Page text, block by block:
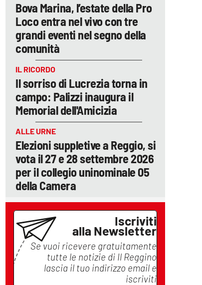
Bova Marina, l’estate della Pro
Loco entra nel vivo con tre
grandi eventi nel segno della
comunità
IL RICORDO
Il sorriso di Lucrezia torna in
campo: Palizzi inaugura il
Memorial dell'Amicizia
ALLE URNE
Elezioni suppletive a Reggio, si
vota il 27 e 28 settembre 2026
per il collegio uninominale 05
della Camera
Iscriviti
alla Newsletter
Se vuoi ricevere gratuitamente
tutte le notizie di Il Reggino
lascia il tuo indirizzo email e
iscriviti